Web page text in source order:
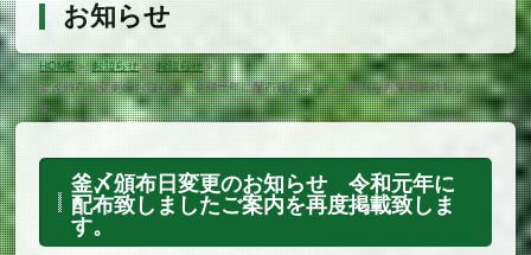
お知らせ
HOME» お知らせ» お知らせ»
釜〆頒布日変更のお知らせ 令和元年に配布致しましたご案内を再度掲載致しま
す。
釜〆頒布日変更のお知らせ 令和元年に
配布致しましたご案内を再度掲載致しま
す。